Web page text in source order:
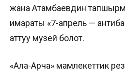
жана Атамбаевдин
имараты «7-апрель —
аттуу музей болот.
«Ала-Арча» мамлекеттик